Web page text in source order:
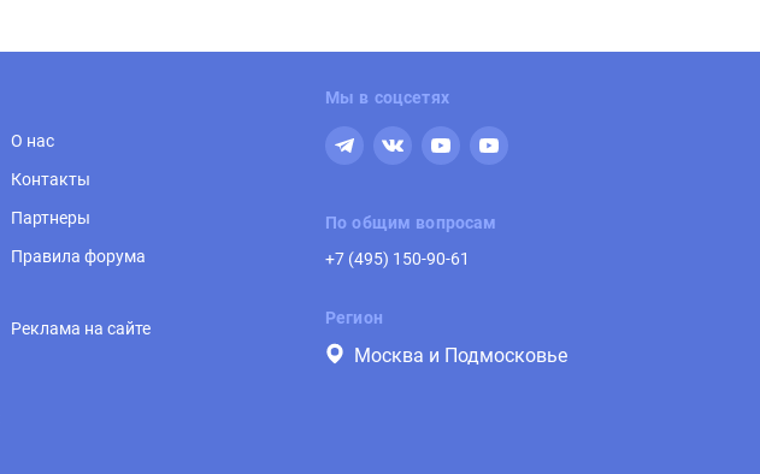
О нас
Контакты
Партнеры
Правила форума
Реклама на сайте
Мы в соцсетях
По общим вопросам
+7 (495) 150-90-61
Регион
Москва и Подмосковье